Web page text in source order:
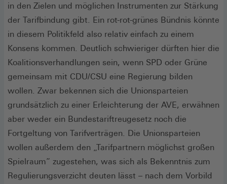
in den Zielen und möglichen Instrumenten zur Stärkung
der Tarifbindung gibt. Ein rot-rot-grünes Bündnis könnte
in diesem Politikfeld also relativ einfach zu einem
Konsens kommen. Deutlich schwieriger dürften hier die
Koalitionsverhandlungen sein, wenn SPD oder Grüne
gemeinsam mit CDU/CSU eine Regierung bilden
wollen. Zwar bekennen sich die Unionsparteien
grundsätzlich zu einer Erleichterung der AVE, erwähnen
aber weder ein Bundestariftreugesetz noch die
Fortgeltung von Tarifverträgen. Die Unionsparteien
wollen außerdem den „Tarifpartnern möglichst großen
Spielraum” zugestehen, was sich als Bekenntnis zum
Regulierungsverzicht deuten lässt – nach dem Vorbild